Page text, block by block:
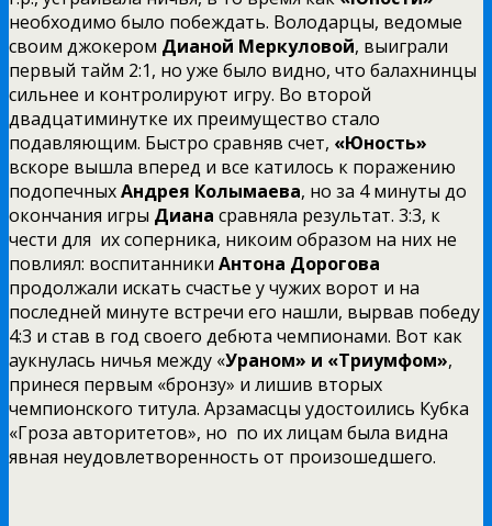
необходимо было побеждать. Володарцы, ведомые
своим джокером Дианой Меркуловой, выиграли
первый тайм 2:1, но уже было видно, что балахнинцы
сильнее и контролируют игру. Во второй
двадцатиминутке их преимущество стало
подавляющим. Быстро сравняв счет, «Юность»
вскоре вышла вперед и все катилось к поражению
подопечныхАндрея Колымаева, но за 4 минуты до
окончания игры Диана сравняла результат. 3:3, к
чести для их соперника, никоим образом на них не
повлиял: воспитанники Антона Дорогова
продолжали искать счастье у чужих ворот и на
последней минуте встречи его нашли, вырвав победу
4:3 и став в год своего дебюта чемпионами. Вот как
аукнулась ничья между «Ураном» и «Триумфом»,
принеся первым «бронзу» и лишив вторых
чемпионского титула. Арзамасцы удостоились Кубка
«Гроза авторитетов», но по их лицам была видна
явная неудовлетворенность от произошедшего.